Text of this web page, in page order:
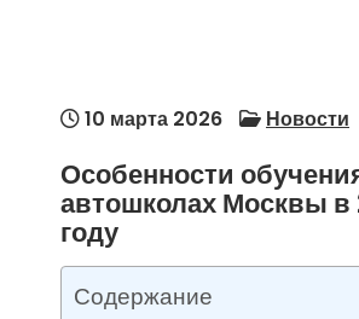
10 марта 2026 Новости
Особенности
автошколах Москвы в
году
Содержание